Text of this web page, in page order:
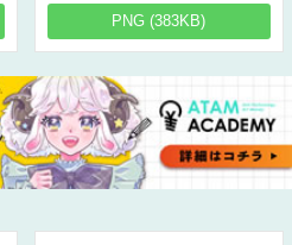
PNG (383KB)